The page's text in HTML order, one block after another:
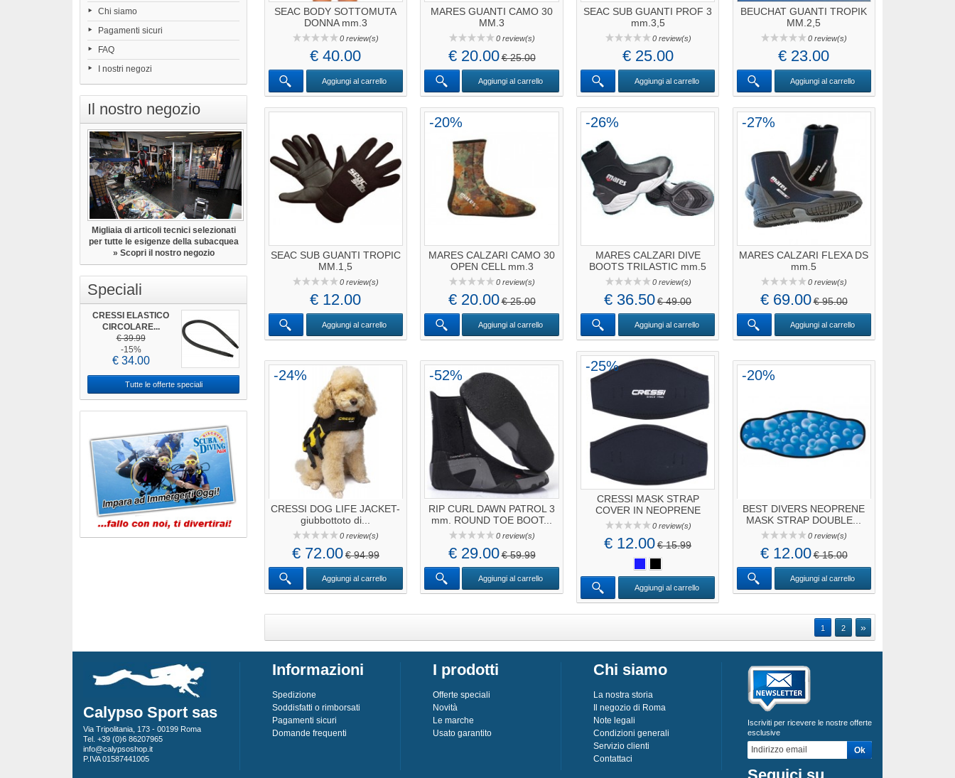
Chi siamo
Pagamenti sicuri
FAQ
I nostri negozi
Il nostro negozio
Migliaia di articoli tecnici selezionati
per tutte le esigenze della subacquea
» Scopri il nostro negozio
Speciali
CRESSI ELASTICO
CIRCOLARE...
€ 39.99
-15%
€ 34.00
Tutte le offerte speciali
SEAC BODY SOTTOMUTA
DONNA mm.3
0 review(s)
€ 40.00
Aggiungi al carrello
MARES GUANTI CAMO 30
MM.3
0 review(s)
€ 20.00€ 25.00
Aggiungi al carrello
SEAC SUB GUANTI PROF 3
mm.3,5
0 review(s)
€ 25.00
Aggiungi al carrello
BEUCHAT GUANTI TROPIK
MM.2,5
0 review(s)
€ 23.00
Aggiungi al carrello
SEAC SUB GUANTI TROPIC
MM.1,5
0 review(s)
€ 12.00
Aggiungi al carrello
MARES CALZARI CAMO 30
OPEN CELL mm.3
0 review(s)
-20%
€ 20.00€ 25.00
Aggiungi al carrello
MARES CALZARI DIVE
BOOTS TRILASTIC mm.5
0 review(s)
-26%
€ 36.50€ 49.00
Aggiungi al carrello
MARES CALZARI FLEXA DS
mm.5
0 review(s)
-27%
€ 69.00€ 95.00
Aggiungi al carrello
CRESSI DOG LIFE JACKET-
giubbottoto di...
0 review(s)
-24%
€ 72.00€ 94.99
Aggiungi al carrello
RIP CURL DAWN PATROL 3
mm. ROUND TOE BOOT...
0 review(s)
-52%
€ 29.00€ 59.99
Aggiungi al carrello
CRESSI MASK STRAP
COVER IN NEOPRENE
PER...0 review(s)
-25%
€ 12.00€ 15.99
Aggiungi al carrello
BEST DIVERS NEOPRENE
MASK STRAP DOUBLE...
0 review(s)
-20%
€ 12.00€ 15.00
Aggiungi al carrello
1 2 »
Calypso Sport sas
Via Tripolitania, 173 - 00199 Roma
Tel. +39 (0)6 86207965
info@calypsoshop.it
P.IVA 01587441005
Informazioni
Spedizione
Soddisfatti o rimborsati
Pagamenti sicuri
Domande frequenti
I prodotti
Offerte speciali
Novità
Le marche
Usato garantito
Chi siamo
La nostra storia
Il negozio di Roma
Note legali
Condizioni generali
Servizio clienti
Contattaci
Iscriviti per ricevere le nostre offerte
esclusive